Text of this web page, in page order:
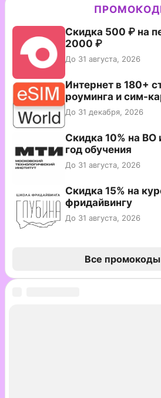
Скидка 500 ₽ на
2000 ₽
До 31 августа, 2026
Интернет в 180+
роуминга и сим-
До 31 декабря, 2026
Скидка 10% на
год обучения
До 31 августа, 2026
Скидка 15% на
фридайвингу
До 31 августа, 2026
Все промокоды